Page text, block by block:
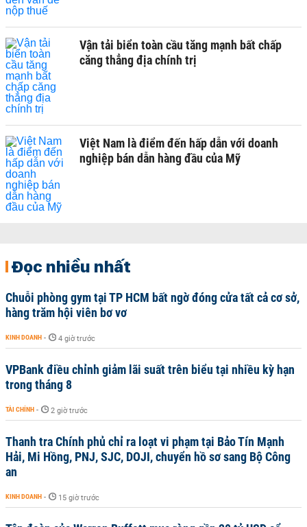
Vận tải biển toàn cầu tăng mạnh bất chấp
căng thẳng địa chính trị
Việt Nam là điểm đến hấp dẫn với doanh
nghiệp bán dẫn hàng đầu của Mỹ
Đọc nhiều nhất
Chuỗi phòng gym tại TP HCM bất ngờ đóng cửa tất cả cơ sở,
hàng trăm hội viên bơ vơ
KINH DOANH - 4 giờ trước
VPBank điều chỉnh giảm lãi suất trên biểu tại nhiều kỳ hạn
trong tháng 8
TÀI CHÍNH - 2 giờ trước
Thanh tra Chính phủ chỉ ra loạt vi phạm tại Bảo Tín Mạnh
Hải, Mi Hồng, PNJ, SJC, DOJI, chuyển hồ sơ sang Bộ Công
an
KINH DOANH - 15 giờ trước